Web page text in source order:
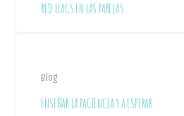
RED FLAGS EN LAS PAREJAS
Blog
ENSEÑAR LA PACIENCIA Y A ESPERAR